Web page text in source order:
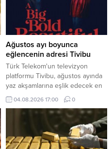
Ağustos ayı boyunca
eğlencenin adresi Tivibu
Türk Telekom'un televizyon
platformu Tivibu, ağustos ayında
yaz akşamlarına eşlik edecek en
yeni yapımları ve sevilen klasikleri
izleyicilerle buluşturmaya devam
ediyor. Birbirinden yeni yapımların
ve sevilen klasiklerin yer aldığı
Tivibu, her yaşa ve her zevke
hitap eden geniş, zengin film
04.08.2026 17:00 0